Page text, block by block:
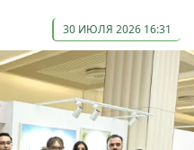
30 ИЮЛЯ 2026 16:31